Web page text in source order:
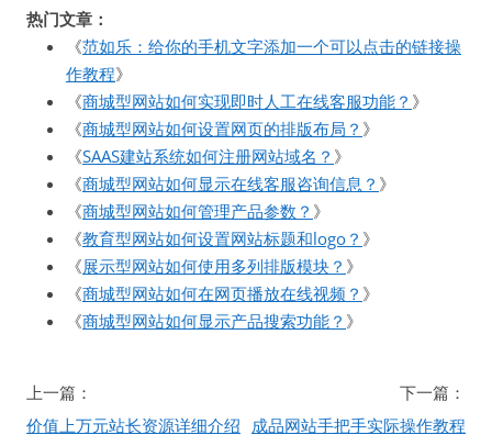
热门文章：
《范如乐：给你的手机文字添加一个可以点击的链接操
作教程》
《商城型网站如何实现即时人工在线客服功能？ 》
《商城型网站如何设置网页的排版布局？ 》
《SAAS建站系统如何注册网站域名？ 》
《商城型网站如何显示在线客服咨询信息？ 》
《商城型网站如何管理产品参数？ 》
《教育型网站如何设置网站标题和logo？ 》
《展示型网站如何使用多列排版模块？ 》
《商城型网站如何在网页播放在线视频？ 》
《商城型网站如何显示产品搜索功能？ 》
文
章
上一篇：
价值上万元站长资源详细介绍
下一篇：
成品网站手把手实际操作教程